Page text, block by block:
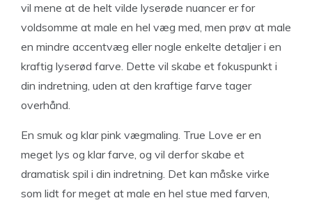
vil mene at de helt vilde lyserøde nuancer er for
voldsomme at male en hel væg med, men prøv at male
en mindre accentvæg eller nogle enkelte detaljer i en
kraftig lyserød farve. Dette vil skabe et fokuspunkt i
din indretning, uden at den kraftige farve tager
overhånd.
En smuk og klar pink vægmaling. True Love er en
meget lys og klar farve, og vil derfor skabe et
dramatisk spil i din indretning. Det kan måske virke
som lidt for meget at male en hel stue med farven,